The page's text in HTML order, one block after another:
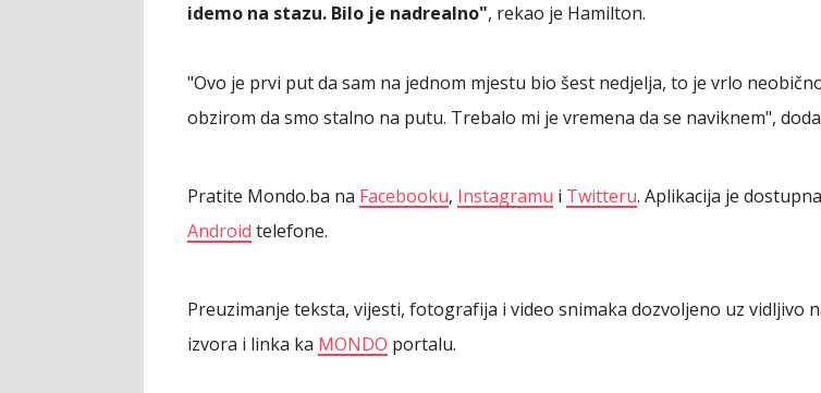
idemo na stazu. Bilo je nadrealno", rekao je Hamilton.
"Ovo je prvi put da sam na jednom mjestu bio šest nedjelja, to je vrlo
obzirom da smo stalno na putu. Trebalo mi je vremena da se naviknem",
Pratite Mondo.ba na Facebooku, Instagramu i Twitteru. Aplikacija je
Android telefone.
Preuzimanje teksta, vijesti, fotografija i video snimaka dozvoljeno uz vidljivo
izvora i linka ka MONDO portalu.